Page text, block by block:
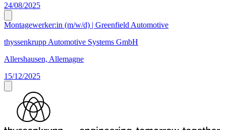
24/08/2025
Montagewerker:in (m/w/d) | Greenfield Automotive
thyssenkrupp Automotive Systems GmbH
Allershausen, Allemagne
15/12/2025